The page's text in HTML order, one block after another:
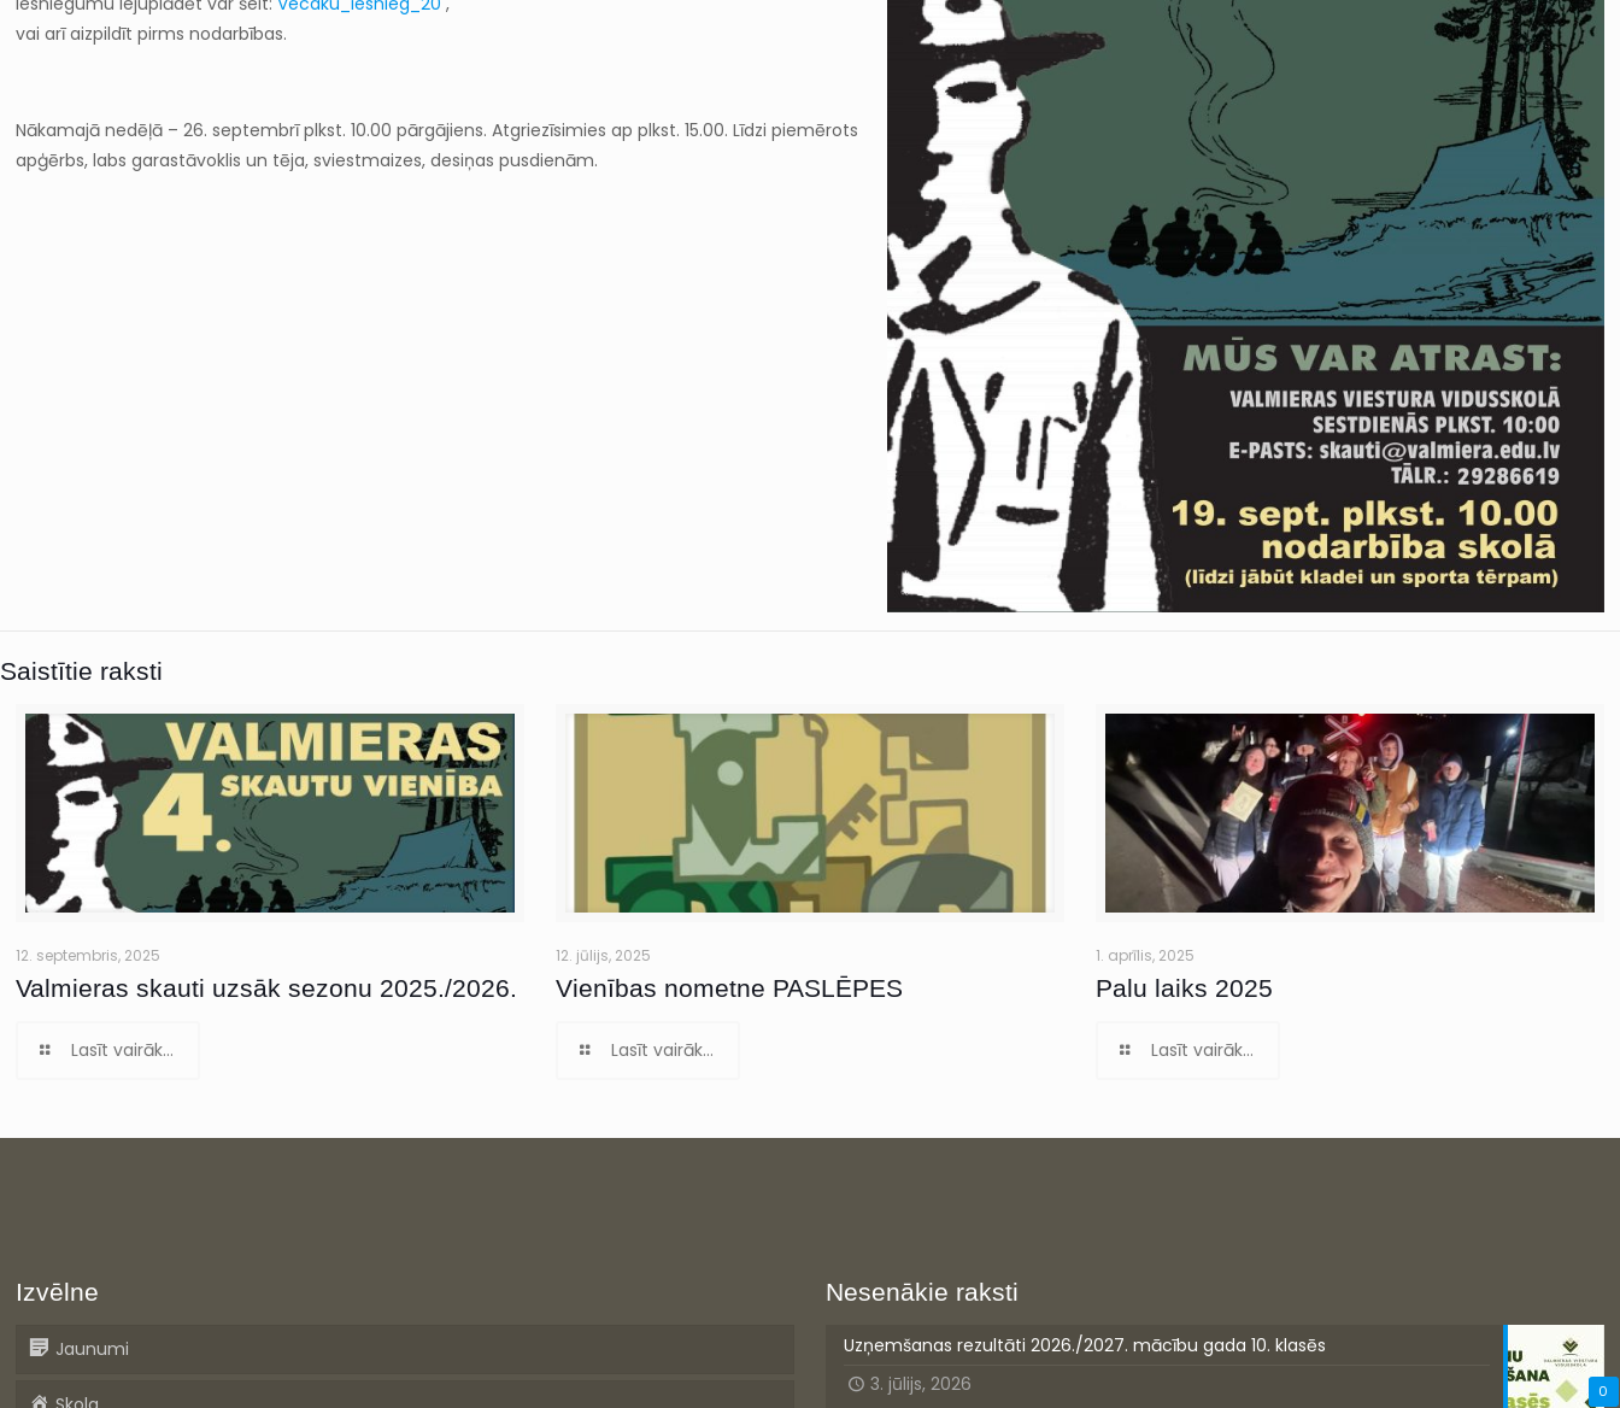
vai arī aizpildīt pirms nodarbības.
Nākamajā nedēļā – 26. septembrīplkst. 10.00 pārgājiens.Atgriezīsimies ap plkst. 15.00. Līdzi piemērots
apģērbs, labs garastāvoklis un tēja, sviestmaizes, desiņas pusdienām.
Saistītie raksti
12. septembris, 2025
Valmieras skauti uzsāk sezonu 2025./2026.
Lasīt vairāk...
12. jūlijs, 2025
Vienības nometne PASLĒPES
Lasīt vairāk...
1. aprīlis, 2025
Palu laiks 2025
Lasīt vairāk...
Izvēlne
Jaunumi
Nesenākie raksti
0
Uzņemšanas rezultāti 2026./2027. mācību gada 10. klasēs
3. jūlijs, 2026